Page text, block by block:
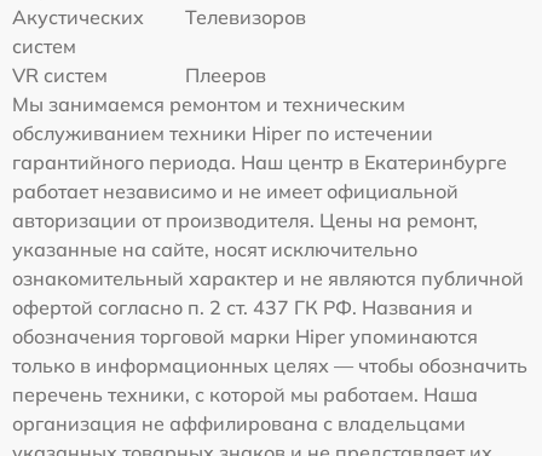
Акустических
систем
Телевизоров
VR систем
Плееров
Мы занимаемся ремонтом и техническим
обслуживанием техники Hiper по истечении
гарантийного периода. Наш центр в Екатеринбурге
работает независимо и не имеет официальной
авторизации от производителя. Цены на ремонт,
указанные на сайте, носят исключительно
ознакомительный характер и не являются публичной
офертой согласно п. 2 ст. 437 ГК РФ. Названия и
обозначения торговой марки Hiper упоминаются
только в информационных целях — чтобы обозначить
перечень техники, с которой мы работаем. Наша
организация не аффилирована с владельцами